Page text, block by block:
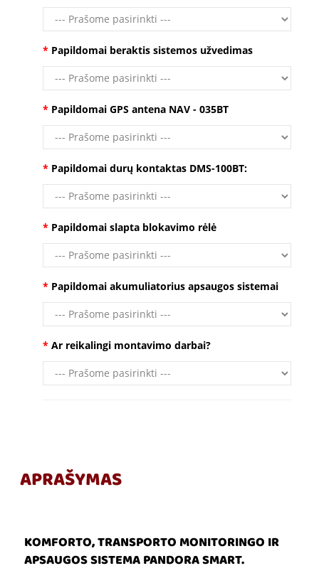
Papildomai beraktis sistemos užvedimas
Papildomai GPS antena NAV - 035BT
Papildomai durų kontaktas DMS-100BT:
Papildomai slapta blokavimo rėlė
Papildomai akumuliatorius apsaugos sistemai
Ar reikalingi montavimo darbai?
APRAŠYMAS
KOMFORTO, TRANSPORTO MONITORINGO IR
APSAUGOS SISTEMA PANDORA SMART.